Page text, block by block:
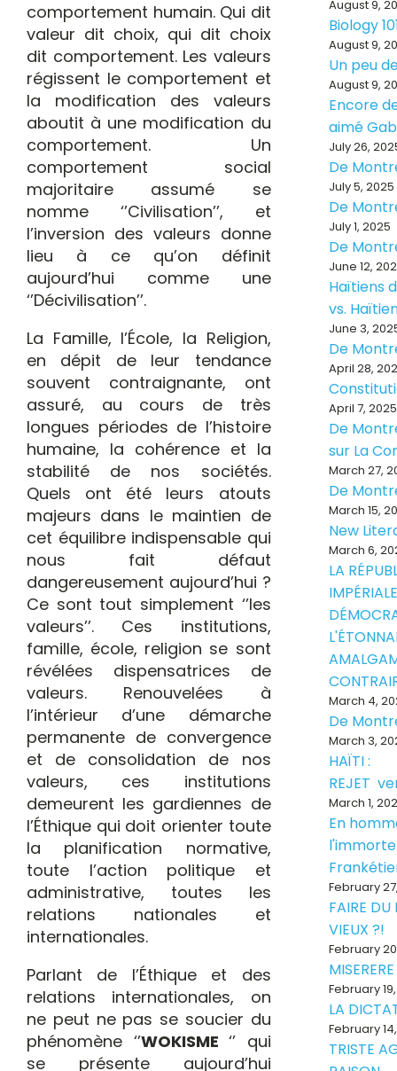
comportement humain. Qui dit
valeur dit choix, qui dit choix
dit comportement. Les valeurs
régissent le comportement et
la modification des valeurs
aboutit à une modification du
comportement. Un
comportement social
majoritaire assumé se
nomme ‘’Civilisation’’, et
l’inversion des valeurs donne
lieu à ce qu’on définit
aujourd’hui comme une
‘’Décivilisation’’.
La Famille, l’École, la Religion,
en dépit de leur tendance
souvent contraignante, ont
assuré, au cours de très
longues périodes de l’histoire
humaine, la cohérence et la
stabilité de nos sociétés.
Quels ont été leurs atouts
majeurs dans le maintien de
cet équilibre indispensable qui
nous fait défaut
dangereusement aujourd’hui ?
Ce sont tout simplement ‘’les
valeurs’’. Ces institutions,
famille, école, religion se sont
révélées dispensatrices de
valeurs. Renouvelées à
l’intérieur d’une démarche
permanente de convergence
et de consolidation de nos
valeurs, ces institutions
demeurent les gardiennes de
l’Éthique qui doit orienter toute
la planification normative,
toute l’action politique et
administrative, toutes les
relations nationales et
internationales.
Parlant de l’Éthique et des
relations internationales, on
ne peut ne pas se soucier du
phénomène ‘’WOKISME‘’ qui
se présente aujourd’hui
August 9,
Biology
August 9,
Un peu
August 9,
Encore
aimé
July 26,
De
July 5, 2025
De
July 1, 2025
De
June 12,
Haïtiens
vs.
June 3,
De
April 28,
April 7, 2025
De
sur La
March 27,
De
March 15,
New
March 6,
LA
March 4,
De
March 3,
HAÏTI :
REJET
March 1,
En
February
FAIRE DU
VIEUX ?!
February
February
LA
February
TRISTE